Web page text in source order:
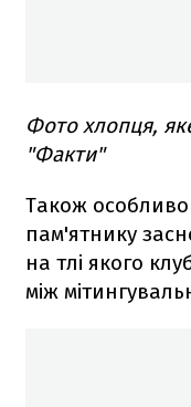
Фото хлопця,
"Факти"
Також
пам'ятнику
на тлі якого
між